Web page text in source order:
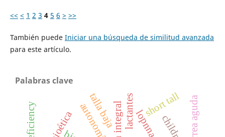
<< < 1 2 3 4 5 6 > >>
También puede Iniciar una búsqueda de similitud avanzada
para este artículo.
Palabras clave
bioética autonomía lopnna
talla baja short tall
lactantes diarrea aguda